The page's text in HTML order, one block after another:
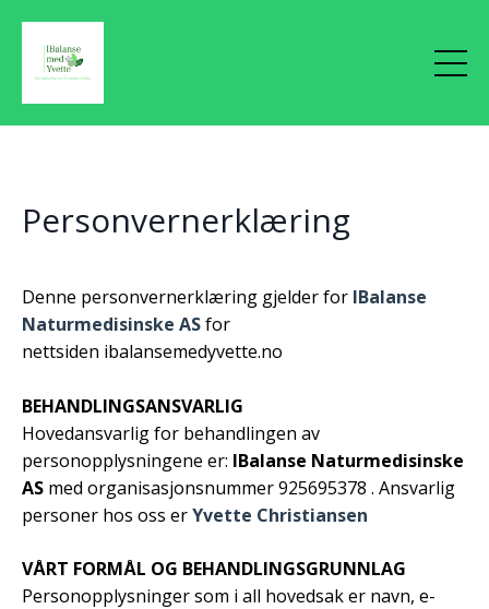
Personvernerklæring
Denne personvernerklæring gjelder for IBalanse
Naturmedisinske ASfor
nettsiden ibalansemedyvette.no
BEHANDLINGSANSVARLIG
Hovedansvarlig for behandlingen av
personopplysningene er: IBalanse Naturmedisinske
AS med organisasjonsnummer 925695378 . Ansvarlig
personer hos oss erYvette Christiansen
VÅRT FORMÅL OG BEHANDLINGSGRUNNLAG
Personopplysninger som i all hovedsak er navn, e-